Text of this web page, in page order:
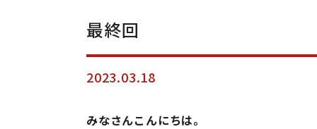
最終回
2023.03.18
みなさんこんにちは。